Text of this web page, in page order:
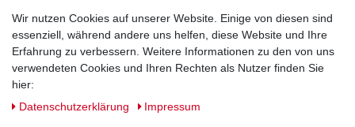
Lagerware
Wir nutzen Cookies auf unserer Website. Einige von diesen sind
essenziell, während andere uns helfen, diese Website und Ihre
Erfahrung zu verbessern. Weitere Informationen zu den von uns
verwendeten Cookies und Ihren Rechten als Nutzer finden Sie
hier:
Daten­schutz­erklärung
Impressum